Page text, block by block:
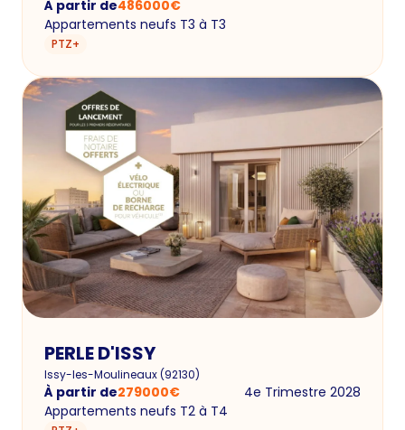
À partir de486000€
Appartements neufs T3 à T3
PTZ+
PERLE D'ISSY
Issy-les-Moulineaux(92130)
À partir de279000€
4e Trimestre 2028
Appartements neufs T2 à T4